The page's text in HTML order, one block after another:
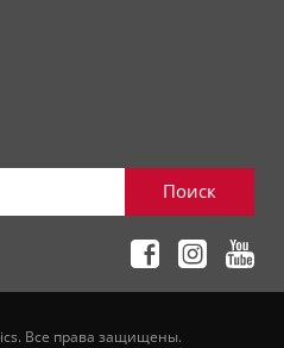
Поиск
Все права защищены.